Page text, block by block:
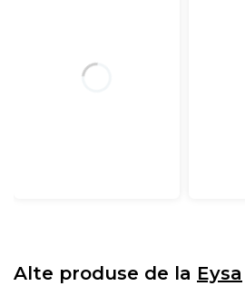
Alte produse de la Eysa